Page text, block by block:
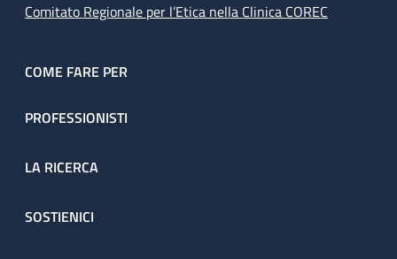
Comitato Regionale per l’Etica nella Clinica COREC
COME FARE PER
PROFESSIONISTI
LA RICERCA
SOSTIENICI